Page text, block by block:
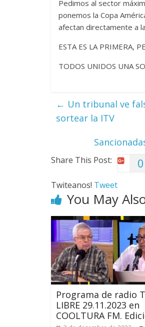
Pedimos al sector
ponemos la Copa
afectan directamente a
ESTA ES LA PRIMERA,
TODOS UNIDOS UNA
← Un tribunal ve
sortear la ITV
Share This Post: 0
Twiteanos! Tweet
You May
Programa de radio
LIBRE 29.11.2023 en
COOLTURA FM.